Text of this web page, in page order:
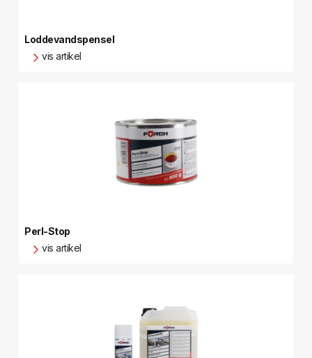
Loddevandspensel
vis artikel
Perl-Stop
vis artikel